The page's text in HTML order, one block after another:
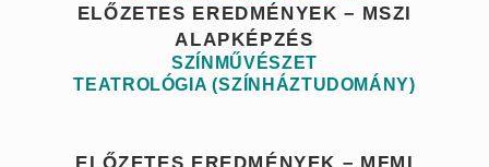
ELŐZETES EREDMÉNYEK – MSZI
ALAPKÉPZÉS
SZÍNMŰVÉSZET
TEATROLÓGIA (SZÍNHÁZTUDOMÁNY)
ELŐZETES EREDMÉNYEK – MFMI